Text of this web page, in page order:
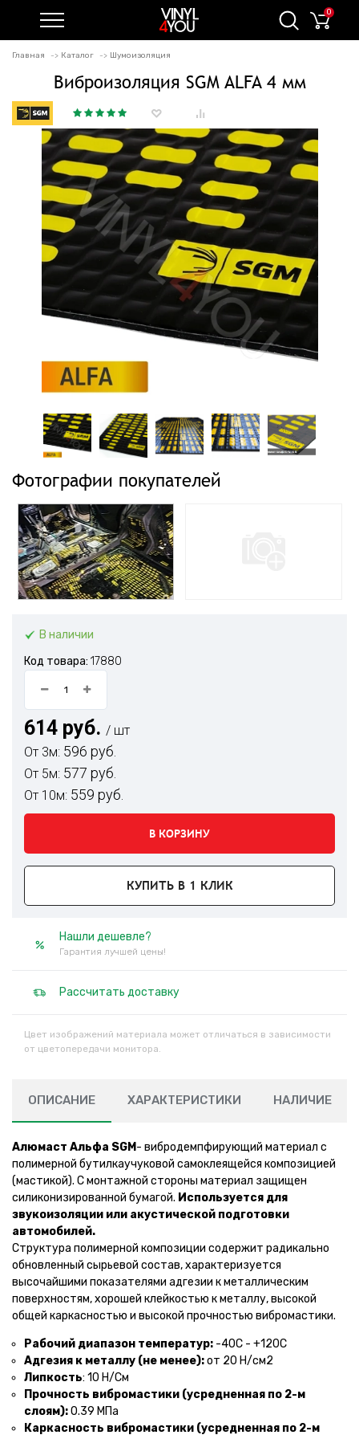
0
Главная Каталог Шумоизоляция
Виброизоляция SGM ALFA 4 мм
Фотографии покупателей
В наличии
Код товара: 17880
614 руб. / шт
От 3м: 596 руб.
От 5м: 577 руб.
От 10м: 559 руб.
В КОРЗИНУ
КУПИТЬ В 1 КЛИК
Нашли дешевле?
Гарантия лучшей цены!
Рассчитать доставку
Цвет изображений материала может отличаться в зависимости
от цветопередачи монитора.
ОПИСАНИЕ ХАРАКТЕРИСТИКИ НАЛИЧИЕ
Алюмаст Альфа SGM- вибродемпфирующий материал с
полимерной бутилкаучуковой самоклеящейся композицией
(мастикой). C монтажной стороны материал защищен
силиконизированной бумагой. Используется для
звукоизоляции или акустической подготовки
автомобилей.
Cтруктура полимерной композиции содержит радикально
обновленный сырьевой состав, характеризуется
высочайшими показателями адгезии к металлическим
поверхностям, хорошей клейкостью к металлу, высокой
общей каркасностью и высокой прочностью вибромастики.
Рабочий диапазон температур: -40С - +120С
Адгезия к металлу (не менее):от 20 Н/см2
Липкость: 10 Н/См
Прочность вибромастики (усредненная по 2-м
слоям):0.39 МПа
Каркасность вибромастики (усредненная по 2-м